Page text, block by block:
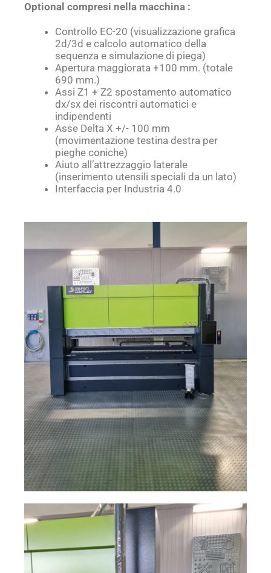
Optional compresi nella macchina :
Controllo EC-20 (visualizzazione grafica
2d/3d e calcolo automatico della
sequenza e simulazione di piega)
Apertura maggiorata +100 mm. (totale
690 mm.)
Assi Z1 + Z2 spostamento automatico
dx/sx dei riscontri automatici e
indipendenti
Asse Delta X +/- 100 mm
(movimentazione testina destra per
pieghe coniche)
Aiuto all’attrezzaggio laterale
(inserimento utensili speciali da un lato)
Interfaccia per Industria 4.0